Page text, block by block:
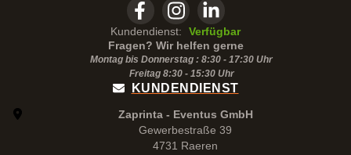
Kundendienst:
Verfügbar
Fragen? Wir helfen gerne
Montag bis Donnerstag : 8:30 - 17:30 Uhr
Freitag 8:30 - 15:30Uhr
KUNDENDIENST
Zaprinta - Eventus GmbH
Gewerbestraße 39
4731 Raeren